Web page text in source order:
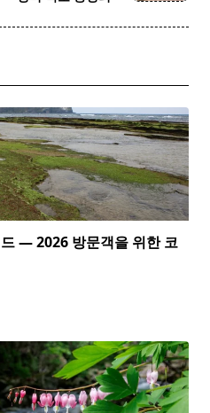
— 2026 방문객을 위한 코